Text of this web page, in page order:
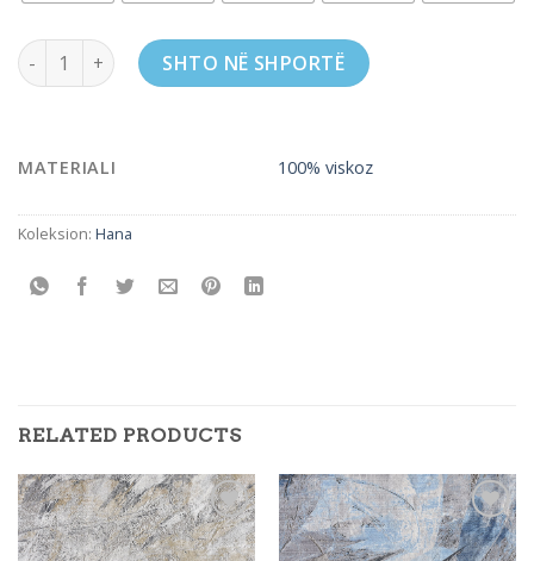
Kualiteti Hana quantitySHTO NË SHPORTË
MATERIALI 100% viskoz
Koleksion: Hana
RELATED PRODUCTS
Add to
wishlist
Add to
wishlist